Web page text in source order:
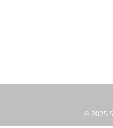
© 2025